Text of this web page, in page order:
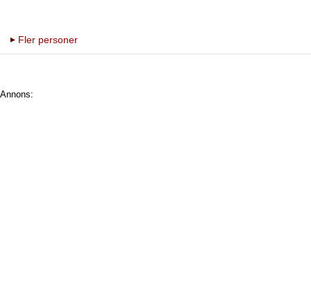
Fler personer
Annons: